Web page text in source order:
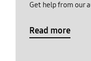
Get help from our
Read more